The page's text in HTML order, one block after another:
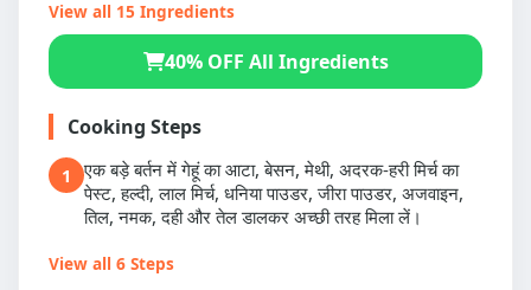
View all 15 Ingredients
40% OFF All Ingredients
Cooking Steps
1
एक बड़े बर्तन में गेहूं का आटा, बेसन, मेथी, अदरक-हरी मिर्च का
पेस्ट, हल्दी, लाल मिर्च, धनिया पाउडर, जीरा पाउडर, अजवाइन,
तिल, नमक, दही और तेल डालकर अच्छी तरह मिला लें।
View all 6 Steps